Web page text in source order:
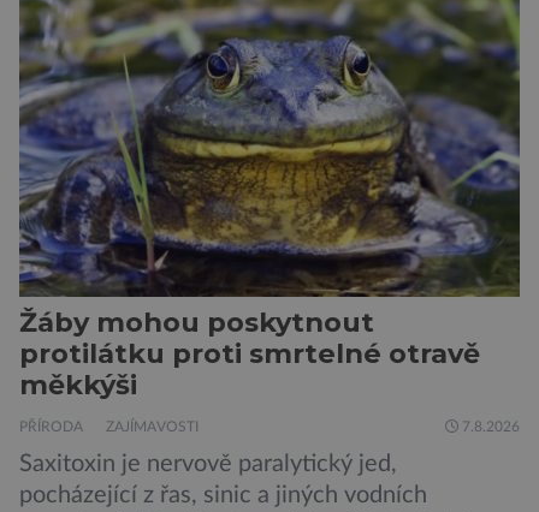
přecitlivěle reaguje na proteiny obsažené v
psích slinách, potu, moči a šupinkách kůže,
zachycených v srsti. Vědci nyní geneticky
upravili psy, aby […]
Žáby mohou poskytnout
protilátku proti smrtelné otravě
měkkýši
PŘÍRODA ZAJÍMAVOSTI 7.8.2026
Saxitoxin je nervově paralytický jed,
pocházející z řas, sinic a jiných vodních